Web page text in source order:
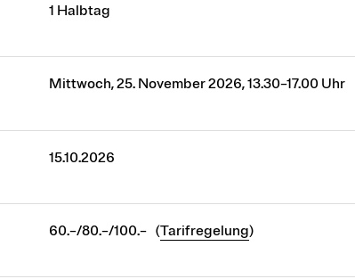
1 Halbtag
Mittwoch, 25. November 2026, 13.30–17.00 Uhr
15.10.2026
60.–/80.–/100.– (Tarifregelung)